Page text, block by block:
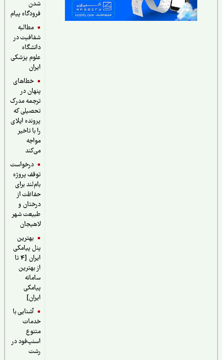
فرودگاه پیام
مطالبه
شفافیت در
دانشگاه
علوم پزشکی
خطاهای
پنهان در
ترجمه مدرک
تحصیلی که
پرونده اپلای
را با تاخیر
درخواست
توقف پروژه
بام‌لند برای
حفاظت از
درختان و
طبیعت شهر
لاهیجان
بهترین
پنل پیامکی
ایران [4 تا
از بهترین
سامانه
پیامکی
آشنایی با
خدمات
اسنپ‌فود در